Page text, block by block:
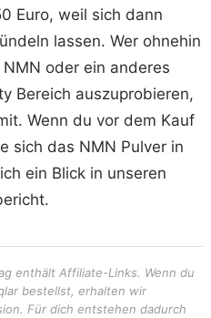
Euro, weil sich dann
lassen. Wer ohnehin
oder ein anderes
Bereich auszuprobieren,
Wenn du vor dem Kauf
sich das NMN Pulver in
ein Blick in unseren
enthält Affiliate-Links. Wenn du
bestellst, erhalten wir
Für dich entstehen dadurch